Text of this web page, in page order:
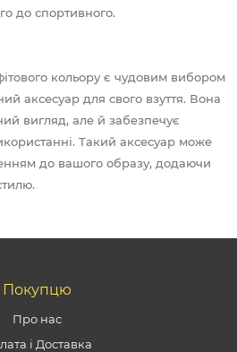
до спортивного.
кольору є чудовим вибором
аксесуар для свого взуття. Вона
вигляд, але й забезпечує
Такий аксесуар може
до вашого образу, додаючи
Покупцю
Про нас
і Доставка